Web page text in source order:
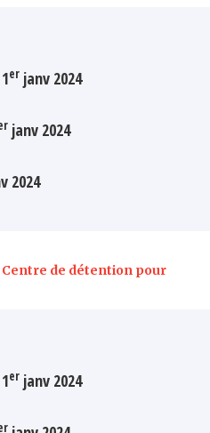
er janv 2024
janv 2024
2024
Centre de détention pour
er janv 2024